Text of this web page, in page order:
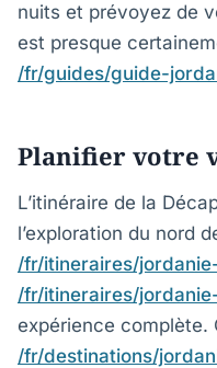
nuits et prévoyez de
est presque
/fr/guides/guide-
Planifier votre
L’itinéraire de la
l’exploration du nord
/fr/itineraires/
/fr/itineraires/
expérience complète.
/fr/destinations/